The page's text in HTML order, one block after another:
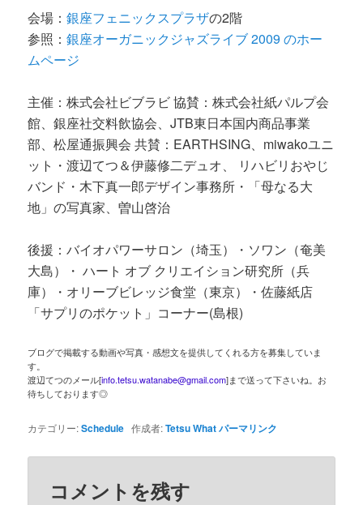
会場：銀座フェニックスプラザの2階
参照：銀座オーガニックジャズライブ 2009 のホー
ムページ
主催：株式会社ビブラビ 協賛：株式会社紙パルプ会
館、銀座社交料飲協会、JTB東日本国内商品事業
部、松屋通振興会 共賛：EARTHSING、miwakoユニ
ット・渡辺てつ＆伊藤修二デュオ、 リハビリおやじ
バンド・木下真一郎デザイン事務所・「母なる大
地」の写真家、曽山啓治
後援：バイオパワーサロン（埼玉）・ソワン（奄美
大島）・ ハート オブ クリエイション研究所（兵
庫）・オリーブビレッジ食堂（東京）・佐藤紙店
「サプリのポケット」コーナー(島根)
ブログで掲載する動画や写真・感想文を提供してくれる方を募集していま
す。
渡辺てつのメール[info.tetsu.watanabe@gmail.com]まで送って下さいね。お
待ちしております◎
カテゴリー:Schedule 作成者:Tetsu Whatパーマリンク
コメントを残す